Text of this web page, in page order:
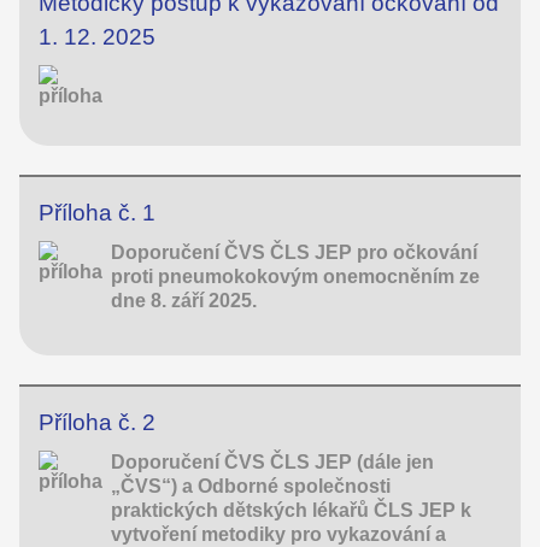
1. 12. 2025
Příloha č. 1
Doporučení ČVS ČLS JEP pro očkování
proti pneumokokovým onemocněním ze
dne 8. září 2025.
Příloha č. 2
Doporučení ČVS ČLS JEP (dále jen
„ČVS“) a Odborné společnosti
praktických dětských lékařů ČLS JEP k
vytvoření metodiky pro vykazování a